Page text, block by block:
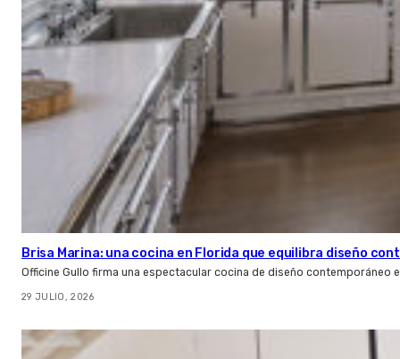
Brisa Marina: una cocina en Florida que equilibra diseño
Officine Gullo firma una espectacular cocina de diseño contemporáneo
29 JULIO, 2026